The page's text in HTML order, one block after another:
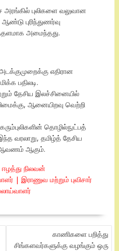
புலிகளை வலுவான
புரிந்துணர்வு
அமைந்தது.
எதிரான
பதிலடி.
தேசிய இலச்சினையில்
ஆனையிறவு வெற்றி
தொழில்நுட்பத்
வரலாறு, தமிழ்த் தேசிய
ஆகும்.
ஈழத்து நிலவன்
| இராணுவ மற்றும் புவிசார்
காணிகளை பறித்து
சிங்களவர்களுக்கு வழங்கும் ஒரு